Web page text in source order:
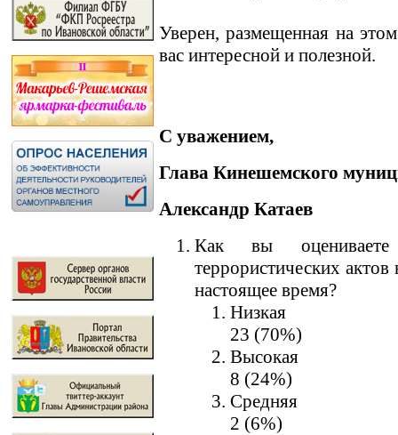
Уверен, размещенная на
вас интересной и полезной.
С уважением,
Глава Кинешемского
Александр Катаев
Как вы оцениваете
террористических
настоящее время?
Низкая
23 (70%)
Высокая
8 (24%)
Средняя
2 (6%)